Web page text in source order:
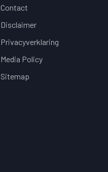
Contact
Disclaimer
Privacyverklaring
Media Policy
Sitemap